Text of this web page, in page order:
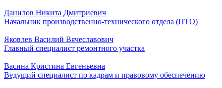
Данилов Никита Дмитриевич
Начальник производственно-технического отдела (ПТО)
Яковлев Василий Вячеславович
Главный специалист ремонтного участка
Васина Кристина Евгеньевна
Ведущий специалист по кадрам и правовому обеспечению